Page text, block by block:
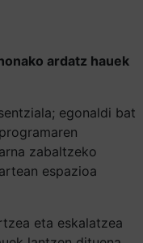
ardatz hauek
egonaldi bat
zabaltzeko
espazioa
eta eskalatzea